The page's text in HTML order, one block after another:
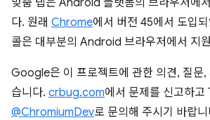
다. 원래 Chrome에서 버전 45에서 도입
콜은 대부분의 Android 브라우저에서 지
Google은 이 프로젝트에 관한 의견, 질문,
습니다. crbug.com에서 문제를 신고하
@ChromiumDev로 문의해 주시기 바랍니